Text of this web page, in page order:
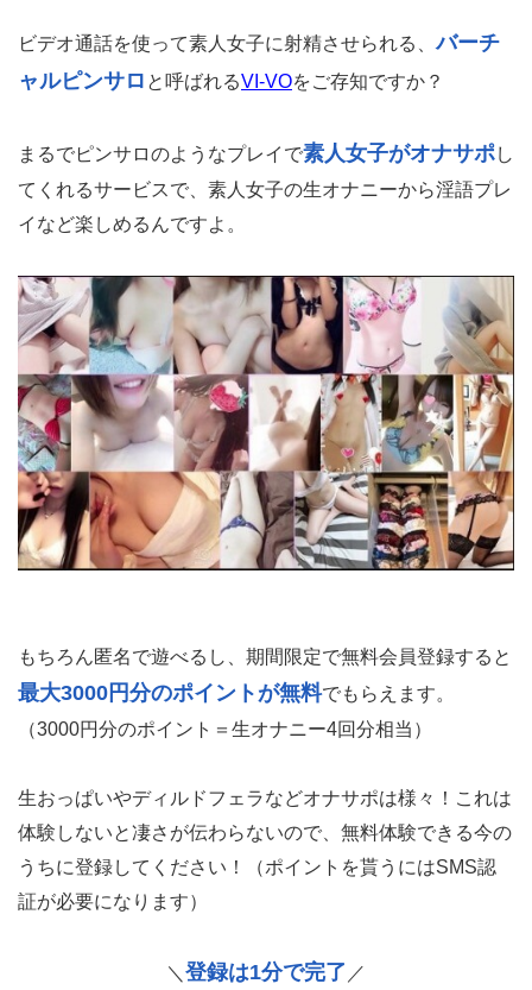
ビデオ通話を使って素人女子に射精させられる、バーチ
ャルピンサロ と呼ばれるVI-VOをご存知ですか？
まるでピンサロのようなプレイで素人女子がオナサポし
てくれるサービスで、素人女子の生オナニーから淫語プレ
イなど楽しめるんですよ。
もちろん匿名で遊べるし、期間限定で無料会員登録すると
最大3000円分のポイントが無料でもらえます。
（3000円分のポイント＝生オナニー4回分相当）
生おっぱいやディルドフェラなどオナサポは様々！これは
体験しないと凄さが伝わらないので、無料体験できる今の
うちに登録してください！（ポイントを貰うにはSMS認
証が必要になります）
＼ 登録は1分で完了 ／